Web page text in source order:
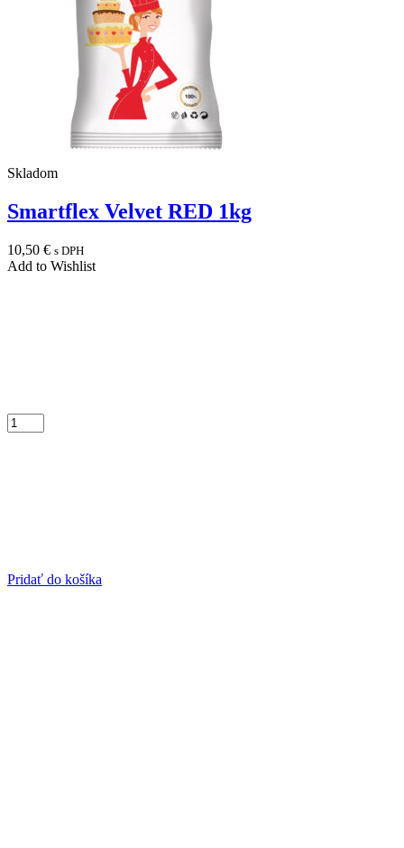
Skladom
Smartflex Velvet RED 1kg
10,50 € s DPH
Add to Wishlist
Pridať do košíka